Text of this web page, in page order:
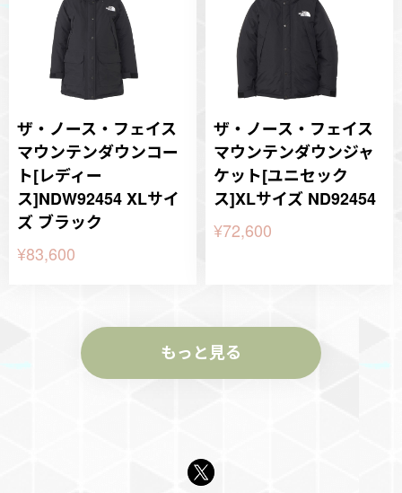
ザ・ノース・フェイス
マウンテンダウンコー
ト[レディー
ス]NDW92454 XLサイ
ズ ブラック
¥83,600
ザ・ノース・フェイス
マウンテンダウンジャ
ケット[ユニセック
ス]XLサイズ ND92454
¥72,600
もっと見る